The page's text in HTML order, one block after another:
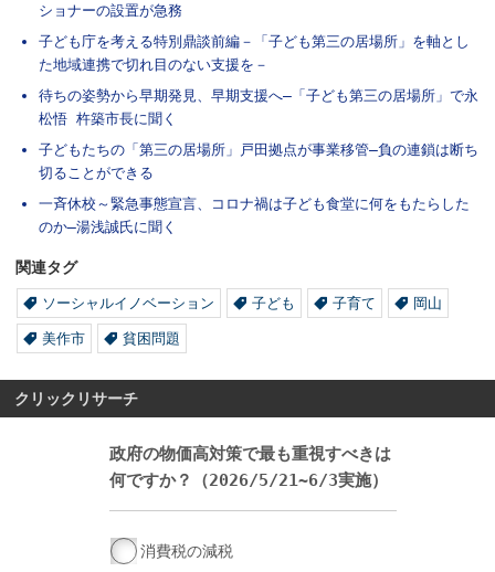
ショナーの設置が急務
子ども庁を考える特別鼎談前編－「子ども第三の居場所」を軸とし
た地域連携で切れ目のない支援を－
待ちの姿勢から早期発見、早期支援へ―「子ども第三の居場所」で永
松悟 杵築市長に聞く
子どもたちの「第三の居場所」戸田拠点が事業移管―負の連鎖は断ち
切ることができる
一斉休校～緊急事態宣言、コロナ禍は子ども食堂に何をもたらした
のか―湯浅誠氏に聞く
関連タグ
ソーシャルイノベーション 子ども 子育て 岡山
美作市 貧困問題
クリックリサーチ
政府の物価高対策で最も重視すべきは
何ですか？（2026/5/21~6/3実施）
消費税の減税